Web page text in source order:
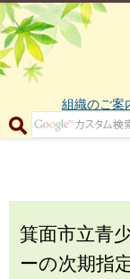
組織のご案
箕面市立青
ーの次期指